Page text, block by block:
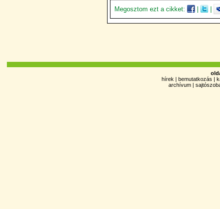
Megosztom ezt a cikket:
hírek | bemutatkozás |
archívum |